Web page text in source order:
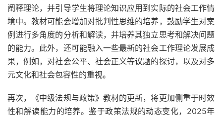
阐释理论，并引导学生将理论知识应用到实际的社会工作情
境中。教材可能会增加对批判性思维的培养，鼓励学生对案
例进行多角度的分析和解读，并培养其独立思考和解决问题
的能力。此外，还可能融入一些最新的社会工作理论发展成
果，例如，对社会公平、社会正义等议题的探讨，以及对多
元文化和社会包容性的重视。
再次，《中级法规与政策》教材的更新，将更加侧重于时效
性和解读能力的培养。鉴于政策法规的动态变化，2025年